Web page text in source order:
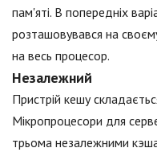
пам'яті. В попередніх
розташовувався на
на весь процесор.
Незалежний
Пристрій кешу
Мікропроцесори для
трьома незалежними